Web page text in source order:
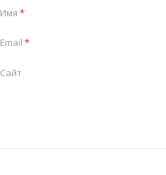
Имя *
Email *
Сайт